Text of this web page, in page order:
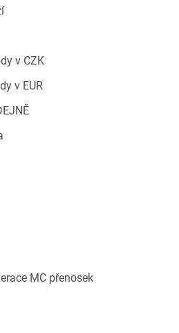
v CZK
v EUR
MC přenosek